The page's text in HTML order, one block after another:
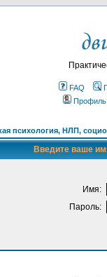
FAQ
Профиль
психология, НЛП,
Введите ваше
Имя:
Пароль: